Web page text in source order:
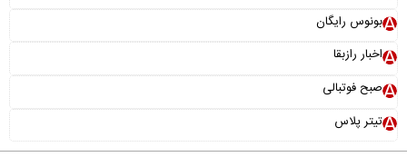
بونوس رایگان
اخبار رازبقا
صبح فوتبالی
تیتر پلاس